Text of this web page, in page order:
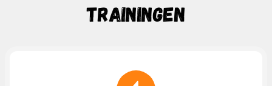
TRAININGEN